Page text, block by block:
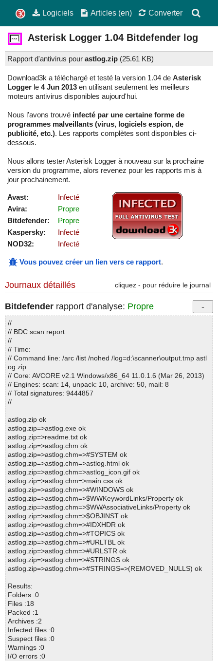
Logiciels Articles (en) Converter
Asterisk Logger 1.04 Bitdefender log
Rapport d'antivirus pour astlog.zip (25.61 KB)
Download3k a téléchargé et testé la version 1.04 de Asterisk
Logger le 4 Jun 2013 en utilisant seulement les meilleurs
moteurs antivirus disponibles aujourd'hui.
Nous l'avons trouvé infecté par une certaine forme de
programmes malveillants (virus, logiciels espion, de
publicité, etc.). Les rapports complètes sont disponibles ci-
dessous.
Nous allons tester Asterisk Logger à nouveau sur la prochaine
version du programme, alors revenez pour les rapports mis à
jour prochainement.
Avast:
Infecté
Avira:
Propre
Bitdefender:
Propre
Kaspersky:
Infecté
NOD32:
Infecté
Vous pouvez créer un lien vers ce rapport.
Journaux détaillés cliquez - pour réduire le journal
Bitdefender rapport d'analyse: Propre
//
// BDC scan report
//
// Time:
// Command line: /arc /list /nohed /log=d:\scanner\output.tmp astl
og.zip
// Core: AVCORE v2.1 Windows/x86_64 11.0.1.6 (Mar 26, 2013)
// Engines: scan: 14, unpack: 10, archive: 50, mail: 8
// Total signatures: 9444857
//
astlog.zip ok
astlog.zip=>astlog.exe ok
astlog.zip=>readme.txt ok
astlog.zip=>astlog.chm ok
astlog.zip=>astlog.chm=>#SYSTEM ok
astlog.zip=>astlog.chm=>astlog.html ok
astlog.zip=>astlog.chm=>astlog_icon.gif ok
astlog.zip=>astlog.chm=>main.css ok
astlog.zip=>astlog.chm=>#WINDOWS ok
astlog.zip=>astlog.chm=>$WWKeywordLinks/Property ok
astlog.zip=>astlog.chm=>$WWAssociativeLinks/Property ok
astlog.zip=>astlog.chm=>$OBJINST ok
astlog.zip=>astlog.chm=>#IDXHDR ok
astlog.zip=>astlog.chm=>#TOPICS ok
astlog.zip=>astlog.chm=>#URLTBL ok
astlog.zip=>astlog.chm=>#URLSTR ok
astlog.zip=>astlog.chm=>#STRINGS ok
astlog.zip=>astlog.chm=>#STRINGS=>(REMOVED_NULLS) ok
Results:
Folders :0
Files :18
Packed :1
Archives :2
Infected files :0
Suspect files :0
Warnings :0
I/O errors :0